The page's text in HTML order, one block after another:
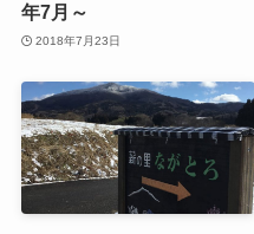
年7月～
2018年7月23日